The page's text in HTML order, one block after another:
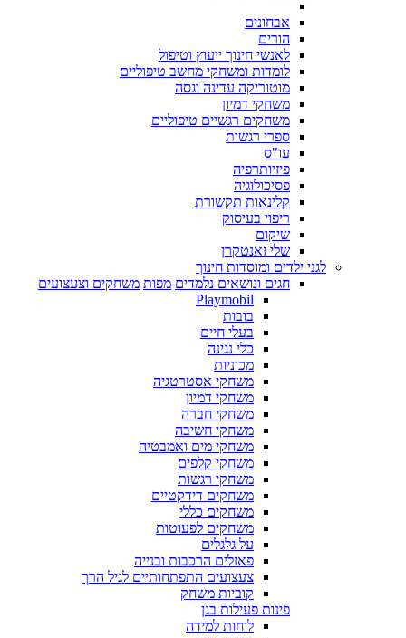
אבחונים
הורים
לאנשי חינוך ייעוץ וטיפול
לומדות ומשחקי מחשב טיפוליים
מוטוריקה עדינה וגסה
משחקי דמיון
משחקים רגשיים טיפוליים
ספרי רגשות
עו"ס
פיזיותרפיה
פסיכולוגיה
קלינאות תקשורת
ריפוי בעיסוק
שיקום
שלי זאנטקרן
לגני ילדים ומוסדות חינוך
חגים ונושאים נלמדים מפות משחקים וצעצועים
Playmobil
בובות
בעלי חיים
כלי נגינה
מכוניות
משחקי אסטרטגיה
משחקי דמיון
משחקי חברה
משחקי חשיבה
משחקי מים ואמבטיה
משחקי קלפים
משחקי רגשות
משחקים דידקטיים
משחקים כללי
משחקים לפעוטות
על גלגלים
פאזלים הרכבות ובנייה
צעצועים התפתחותיים לגיל הרך
קוביות משחק
פינות פעילות בגן
לוחות למידה